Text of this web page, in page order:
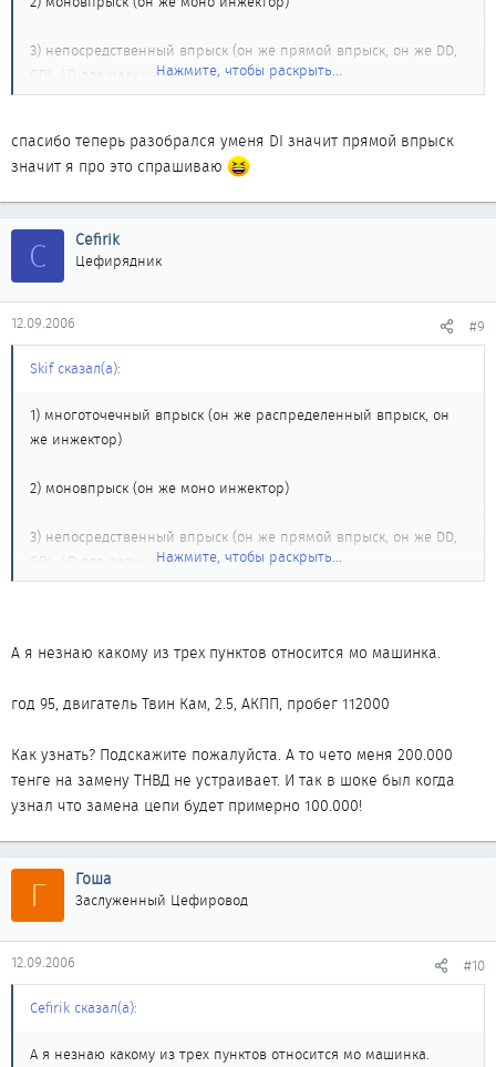
3) непосредственный впрыск (он же прямой впрыск, он же DD,
GDI, 4D для разных марок)Нажмите, чтобы раскрыть...
спасибо теперь разобрался уменя DI значит прямой впрыск
значит я про это спрашиваю
C Cefirik
Цефирядник
12.09.2006 #9
Skif сказал(а):
1) многоточечный впрыск (он же распределенный впрыск, он
же инжектор)
2) моновпрыск (он же моно инжектор)
3) непосредственный впрыск (он же прямой впрыск, он же DD,
GDI, 4D для разных марок)Нажмите, чтобы раскрыть...
А я незнаю какому из трех пунктов относится мо машинка.
год 95, двигатель Твин Кам, 2.5, АКПП, пробег 112000
Как узнать? Подскажите пожалуйста. А то чето меня 200.000
тенге на замену ТНВД не устраивает. И так в шоке был когда
узнал что замена цепи будет примерно 100.000!
Г Гоша
Заслуженный Цефировод
12.09.2006 #10
Cefirik сказал(а):
А я незнаю какому из трех пунктов относится мо машинка.